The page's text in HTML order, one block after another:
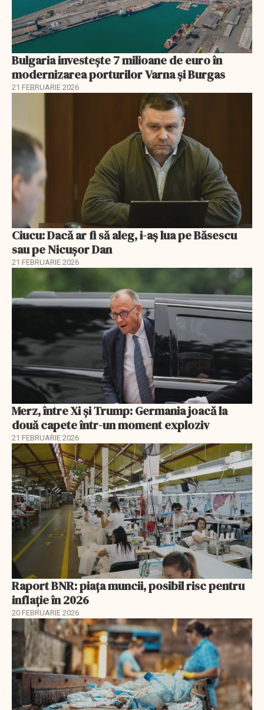
Bulgaria investește 7 milioane de euro în
modernizarea porturilor Varna și Burgas
21 FEBRUARIE 2026
Ciucu: Dacă ar fi să aleg, i-aș lua pe Băsescu
sau pe Nicușor Dan
21 FEBRUARIE 2026
Merz, între Xi și Trump: Germania joacă la
două capete într-un moment exploziv
21 FEBRUARIE 2026
Raport BNR: piața muncii, posibil risc pentru
inflație în 2026
20 FEBRUARIE 2026